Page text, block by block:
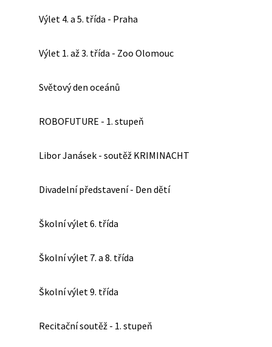
Výlet 4. a 5. třída - Praha
Výlet 1. až 3. třída - Zoo Olomouc
Světový den oceánů
ROBOFUTURE - 1. stupeň
Libor Janásek - soutěž KRIMINACHT
Divadelní představení - Den dětí
Školní výlet 6. třída
Školní výlet 7. a 8. třída
Školní výlet 9. třída
Recitační soutěž - 1. stupeň